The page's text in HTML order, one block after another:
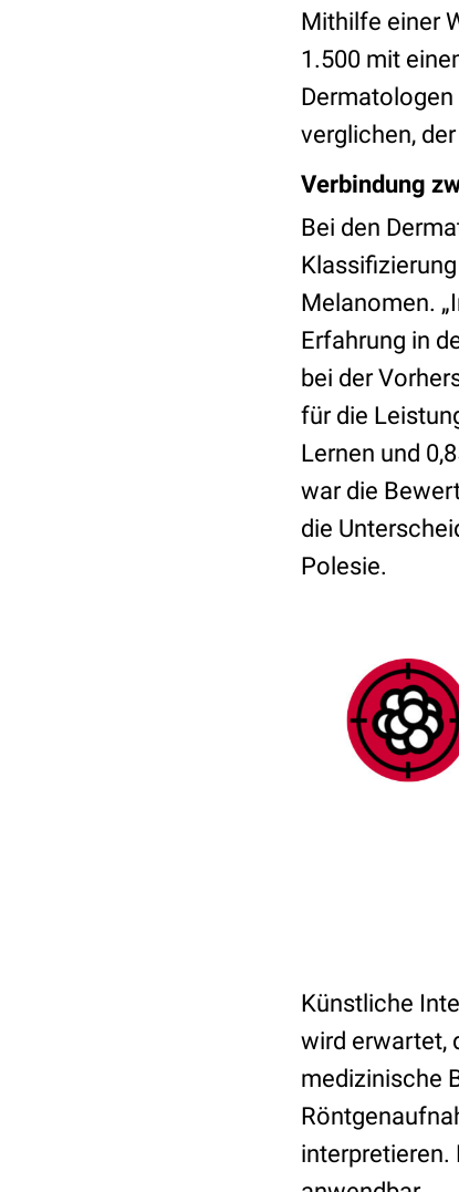
Mithilfe einer
1.500 mit
verglichen,
Verbindung
Bei den
Melanomen.
Erfahrung in
bei der
für die
Lernen und
war die
die
Polesie.
Künstliche
wird erwartet,
medizinische
interpretieren.